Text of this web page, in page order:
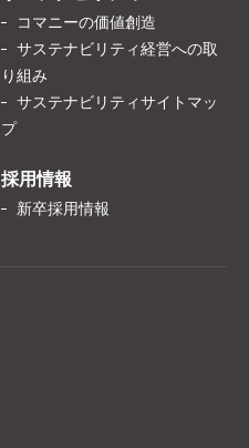
コマニーの価値創造
サステナビリティ経営への取
り組み
サステナビリティサイトマッ
プ
採用情報
新卒採用情報